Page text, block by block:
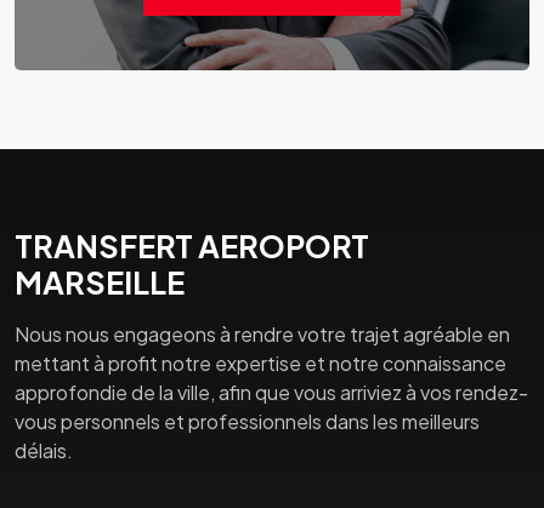
TRANSFERT AEROPORT
MARSEILLE
Nous nous engageons à rendre votre trajet agréable en
mettant à profit notre expertise et notre connaissance
approfondie de la ville, afin que vous arriviez à vos rendez-
vous personnels et professionnels dans les meilleurs
délais.